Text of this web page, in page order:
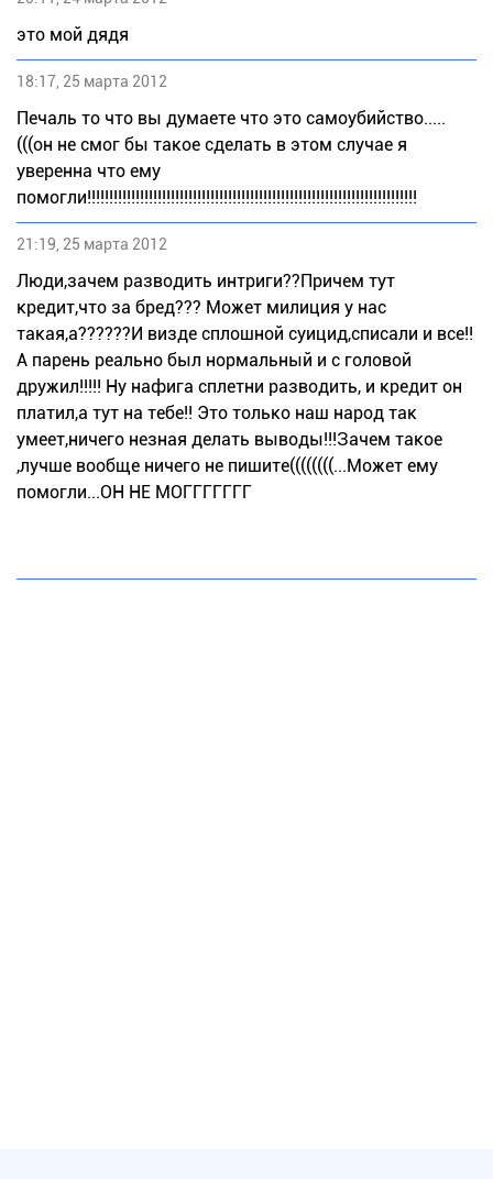
это мой дядя
18:17, 25 марта 2012
Печаль то что вы думаете что это самоубийство.....
(((он не смог бы такое сделать в этом случае я
уверенна что ему
помогли!!!!!!!!!!!!!!!!!!!!!!!!!!!!!!!!!!!!!!!!!!!!!!!!!!!!!!!!!!!!!!!!!!!!!!!!!!!
21:19, 25 марта 2012
Люди,зачем разводить интриги??Причем тут
кредит,что за бред??? Может милиция у нас
такая,а??????И визде сплошной суицид,списали и все!!
А парень реально был нормальный и с головой
дружил!!!!! Ну нафига сплетни разводить, и кредит он
платил,а тут на тебе!! Это только наш народ так
умеет,ничего незная делать выводы!!!Зачем такое
,лучше вообще ничего не пишите((((((((...Может ему
помогли...ОН НЕ МОГГГГГГГ